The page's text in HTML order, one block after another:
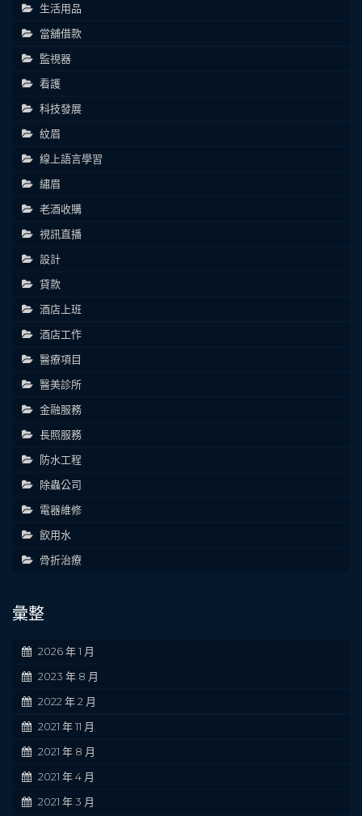
生活用品
當舖借款
監視器
看護
科技發展
紋眉
線上語言學習
繡眉
老酒收購
視訊直播
設計
貸款
酒店上班
酒店工作
醫療項目
醫美診所
金融服務
長照服務
防水工程
除蟲公司
電器維修
飲用水
骨折治療
彙整
2026 年 1 月
2023 年 8 月
2022 年 2 月
2021 年 11 月
2021 年 8 月
2021 年 4 月
2021 年 3 月